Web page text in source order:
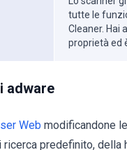
tutte le
Cleaner. Hai
proprietà ed
adware
Web modificandone
predefinito,